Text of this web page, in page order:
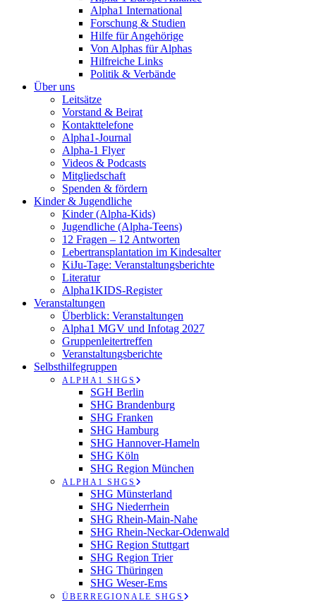
Alpha1 International
Forschung & Studien
Hilfe für Angehörige
Von Alphas für Alphas
Hilfreiche Links
Politik & Verbände
Über uns
Leitsätze
Vorstand & Beirat
Kontakttelefone
Alpha1-Journal
Alpha-1 Flyer
Videos & Podcasts
Mitgliedschaft
Spenden & fördern
Kinder & Jugendliche
Kinder (Alpha-Kids)
Jugendliche (Alpha-Teens)
12 Fragen – 12 Antworten
Lebertransplantation im Kindesalter
KiJu-Tage: Veranstaltungsberichte
Literatur
Alpha1KIDS-Register
Veranstaltungen
Überblick: Veranstaltungen
Alpha1 MGV und Infotag 2027
Gruppenleitertreffen
Veranstaltungsberichte
Selbsthilfegruppen
ALPHA1 SHGS
SGH Berlin
SHG Brandenburg
SHG Franken
SHG Hamburg
SHG Hannover-Hameln
SHG Köln
SHG Region München
ALPHA1 SHGS
SHG Münsterland
SHG Niederrhein
SHG Rhein-Main-Nahe
SHG Rhein-Neckar-Odenwald
SHG Region Stuttgart
SHG Region Trier
SHG Thüringen
SHG Weser-Ems
ÜBERREGIONALE SHGS